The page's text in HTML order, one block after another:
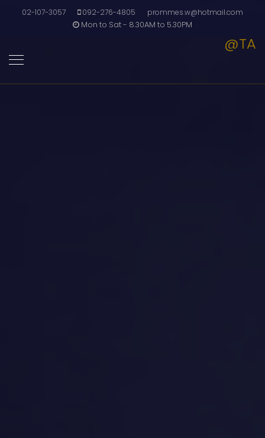
02-107-3057 092-276-4805
prommes.w@hotmail.com
Mon to Sat - 8.30AM to 5.30PM
@TA